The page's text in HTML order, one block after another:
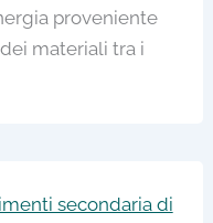
proveniente
materiali tra i
secondaria di